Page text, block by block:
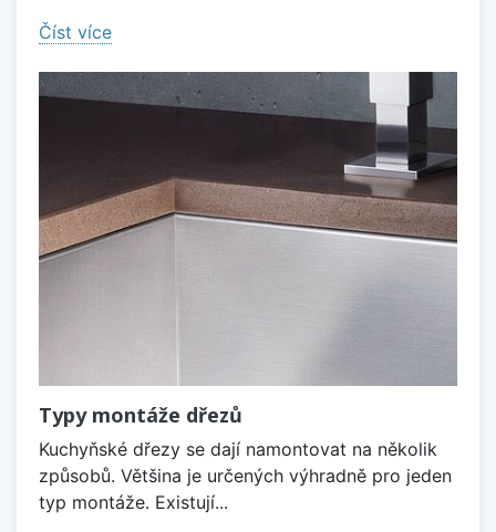
Číst více
Typy montáže dřezů
Kuchyňské dřezy se dají namontovat na několik
způsobů. Většina je určených výhradně pro jeden
typ montáže. Existují...